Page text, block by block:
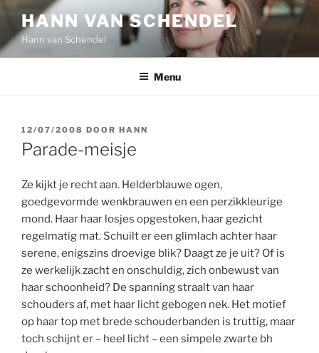
Ga
de
inhoud
HANN VAN SCHENDEL
Hann van Schendel
Menu
GEPLAATST
OP
12/07/2008 DOOR HANN
Parade-meisje
Ze kijkt je recht aan. Helderblauwe ogen,
goedgevormde wenkbrauwen en een perzikkleurige
mond. Haar haar losjes opgestoken, haar gezicht
regelmatig mat. Schuilt er een glimlach achter haar
serene, enigszins droevige blik? Daagt ze je uit? Of is
ze werkelijk zacht en onschuldig, zich onbewust van
haar schoonheid? De spanning straalt van haar
schouders af, met haar licht gebogen nek. Het motief
op haar top met brede schouderbanden is truttig, maar
toch schijnt er – heel licht – een simpele zwarte bh